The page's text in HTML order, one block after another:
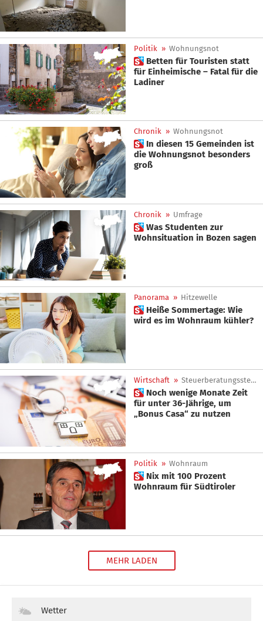
Politik » Wohnungsnot
 Betten für Touristen statt
für Einheimische – Fatal für die
Ladiner
Chronik » Wohnungsnot
 In diesen 15 Gemeinden ist
die Wohnungsnot besonders
groß
Chronik » Umfrage
 Was Studenten zur
Wohnsituation in Bozen sagen
Panorama » Hitzewelle
 Heiße Sommertage: Wie
wird es im Wohnraum kühler?
Wirtschaft » Steuerberatungsstelle
 Noch wenige Monate Zeit
für unter 36-Jährige, um
„Bonus Casa“ zu nutzen
Politik » Wohnraum
 Nix mit 100 Prozent
Wohnraum für Südtiroler
MEHR LADEN
Wetter